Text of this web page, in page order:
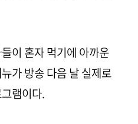
이 혼자 먹기에 아까운
가 방송 다음 날 실제로
램이다.